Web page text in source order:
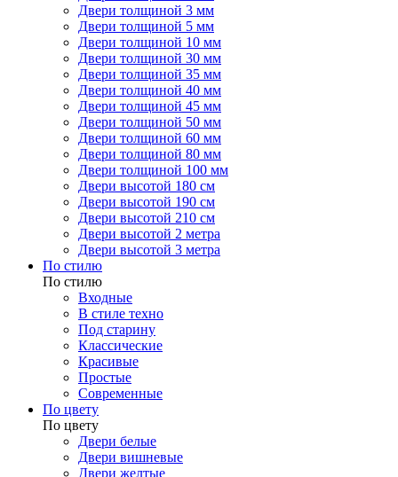
Двери толщиной 3 мм
Двери толщиной 5 мм
Двери толщиной 10 мм
Двери толщиной 30 мм
Двери толщиной 35 мм
Двери толщиной 40 мм
Двери толщиной 45 мм
Двери толщиной 50 мм
Двери толщиной 60 мм
Двери толщиной 80 мм
Двери толщиной 100 мм
Двери высотой 180 см
Двери высотой 190 см
Двери высотой 210 см
Двери высотой 2 метра
Двери высотой 3 метра
По стилю
По стилю
Входные
В стиле техно
Под старину
Классические
Красивые
Простые
Современные
По цвету
По цвету
Двери белые
Двери вишневые
Двери желтые